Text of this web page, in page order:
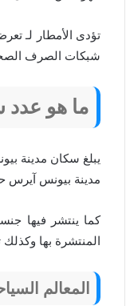
تؤدى الأمطار لـ
شبكات الصرف
ما هو عدد
مدينة بيونس آيرس
كما ينتشر فيها
المنتشرة بها وكذلك
المعالم